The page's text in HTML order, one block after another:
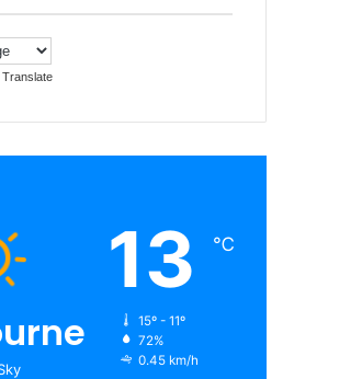
Translate
13 ℃
15º - 11º
72%
0.45 km/h